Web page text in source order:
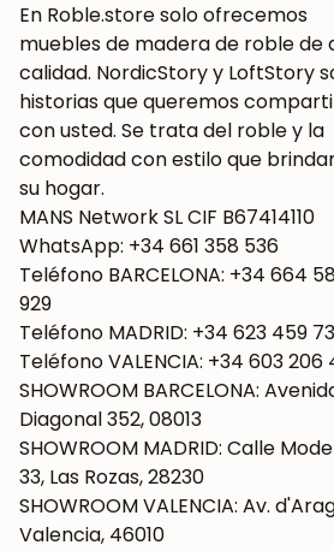
En Roble.store solo ofrecemos
muebles de madera de roble de
calidad. NordicStory y LoftStory
historias que queremos
con usted. Se trata del roble y la
comodidad con estilo que
su hogar.
MANS Network SL CIF B67414110
WhatsApp: +34 661 358 536
Teléfono BARCELONA: +34 664
929
Teléfono MADRID: +34 623 459
Teléfono VALENCIA: +34 603 206
SHOWROOM BARCELONA:
Diagonal 352, 08013
SHOWROOM MADRID: Calle
33, Las Rozas, 28230
SHOWROOM VALENCIA: Av.
Valencia, 46010